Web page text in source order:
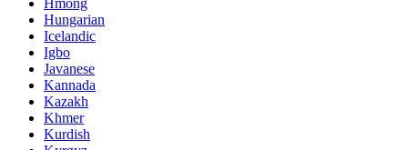
Hmong
Hungarian
Icelandic
Igbo
Javanese
Kannada
Kazakh
Khmer
Kurdish